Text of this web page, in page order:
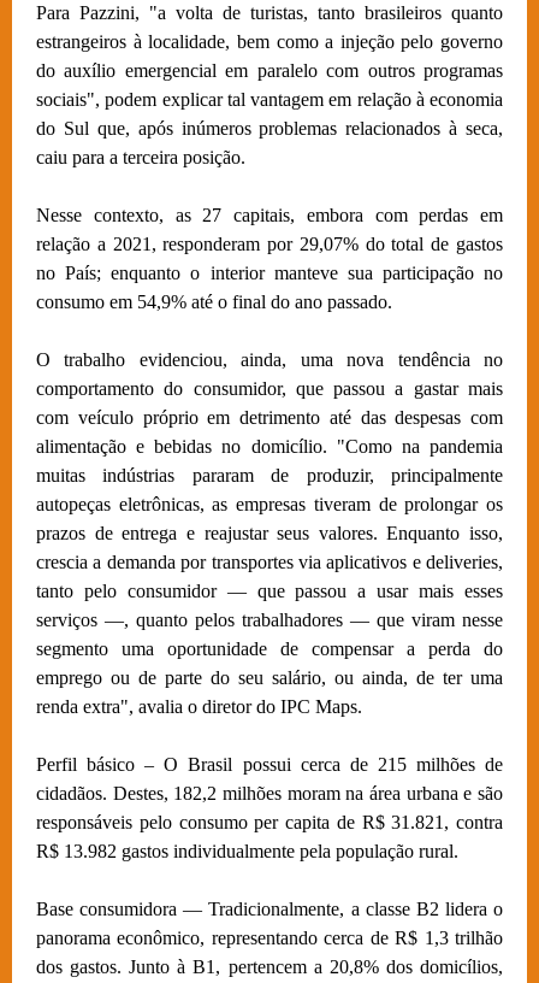
Para Pazzini, "a volta de turistas, tanto brasileiros quanto
estrangeiros à localidade, bem como a injeção pelo governo
do auxílio emergencial em paralelo com outros programas
sociais", podem explicar tal vantagem em relação à economia
do Sul que, após inúmeros problemas relacionados à seca,
caiu para a terceira posição.
Nesse contexto, as 27 capitais, embora com perdas em
relação a 2021, responderam por 29,07% do total de gastos
no País; enquanto o interior manteve sua participação no
consumo em 54,9% até o final do ano passado.
O trabalho evidenciou, ainda, uma nova tendência no
comportamento do consumidor, que passou a gastar mais
com veículo próprio em detrimento até das despesas com
alimentação e bebidas no domicílio. "Como na pandemia
muitas indústrias pararam de produzir, principalmente
autopeças eletrônicas, as empresas tiveram de prolongar os
prazos de entrega e reajustar seus valores. Enquanto isso,
crescia a demanda por transportes via aplicativos e deliveries,
tanto pelo consumidor — que passou a usar mais esses
serviços —, quanto pelos trabalhadores — que viram nesse
segmento uma oportunidade de compensar a perda do
emprego ou de parte do seu salário, ou ainda, de ter uma
renda extra", avalia o diretor do IPC Maps.
Perfil básico – O Brasil possui cerca de 215 milhões de
cidadãos. Destes, 182,2 milhões moram na área urbana e são
responsáveis pelo consumo per capita de R$ 31.821, contra
R$ 13.982 gastos individualmente pela população rural.
Base consumidora — Tradicionalmente, a classe B2 lidera o
panorama econômico, representando cerca de R$ 1,3 trilhão
dos gastos. Junto à B1, pertencem a 20,8% dos domicílios,